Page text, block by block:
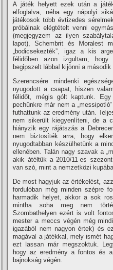
A játék helyett ezek után a
elfoglalva, néha egy nápolyi
játékosok több évtizedes
próbálnak elégtételt venni
(megjegyzem az ilyen
lapot), Schembrit és Moralest
„bodicsekezték”, igaz a kis
félidőben azon izgultam,
begipszelt lábbal kijönni a második
Szerencsére mindenki
nyugodott a csapat, hiszen
félidőt, mégis gólt kaptunk.
pechünkre már nem a
futhattunk az eredmény után.
nem sikerült kiegyenlí­teni, de a
hiányzik egy rájátszás a
nem biztosí­ték arra, hogy
nyugodtabban készülhetünk a
ellenében. Talán nagy szavak a
akik átéltük a 2010/11-es
van szó, mint a nemzetközi
De most hagyjuk az értékelést,
fordulóban még minden szépre
harmadik helyet, akkor a sok
mintha soha meg nem
Szombathelyen ezért is volt
mester a meccs végén még
igazából nem nagyon értek) és
magával a játékkal, mely ismét
ezt lassan már megszoktuk.
hogy az eredmény a fontos és
bajnokság végén.